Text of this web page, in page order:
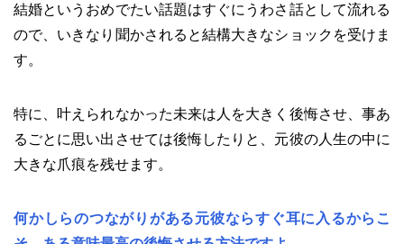
結婚というおめでたい話題はすぐにうわさ話として流れる
ので、いきなり聞かされると結構大きなショックを受けま
す。
特に、叶えられなかった未来は人を大きく後悔させ、事あ
るごとに思い出させては後悔したりと、元彼の人生の中に
大きな爪痕を残せます。
何かしらのつながりがある元彼ならすぐ耳に入るからこ